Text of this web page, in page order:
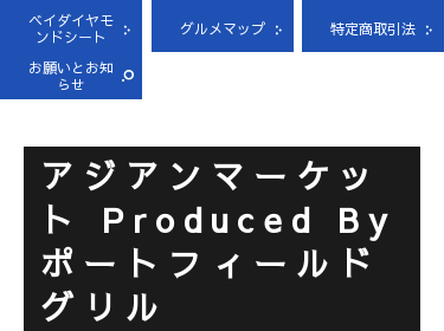
ベイダイヤモ
ンドシート
グルメマップ 特定商取引法
お願いとお知
らせ
アジアンマーケッ
ト Produced By
ポートフィールド
グリル